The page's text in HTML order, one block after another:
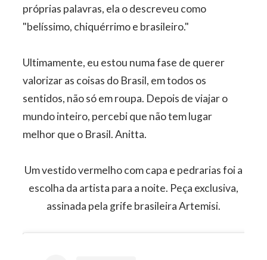
próprias palavras, ela o descreveu como
"belíssimo, chiquérrimo e brasileiro."
Ultimamente, eu estou numa fase de querer
valorizar as coisas do Brasil, em todos os
sentidos, não só em roupa. Depois de viajar o
mundo inteiro, percebi que não tem lugar
melhor que o Brasil. Anitta.
Um vestido vermelho com capa e pedrarias foi a
escolha da artista para a noite. Peça exclusiva,
assinada pela grife brasileira Artemisi.